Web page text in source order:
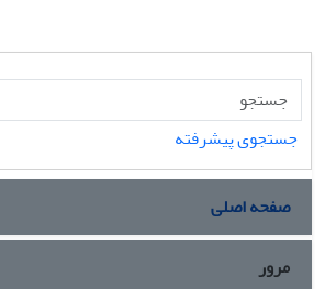
جستجوی پیشرفته
صفحه اصلی
مرور